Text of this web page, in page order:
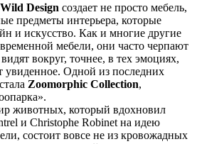
Wild Design создает не просто мебель,
предметы интерьера, которые
и искусство. Как и многие другие
мебели, они часто черпают
вокруг, точнее, в тех эмоциях,
увиденное. Одной из последних
Zoomorphic Collection,
животных, который вдохновил
и Christophe Robinet на идею
состоит вовсе не из кровожадных